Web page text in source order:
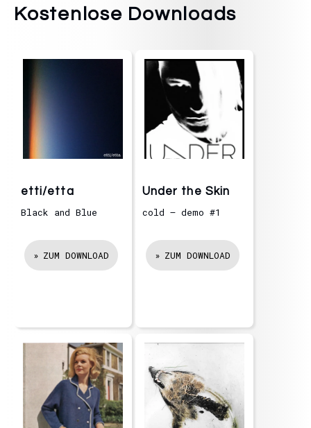
Kostenlose Downloads
etti/etta
Black and Blue
ZUM DOWNLOAD
Under the Skin
cold – demo #1
ZUM DOWNLOAD